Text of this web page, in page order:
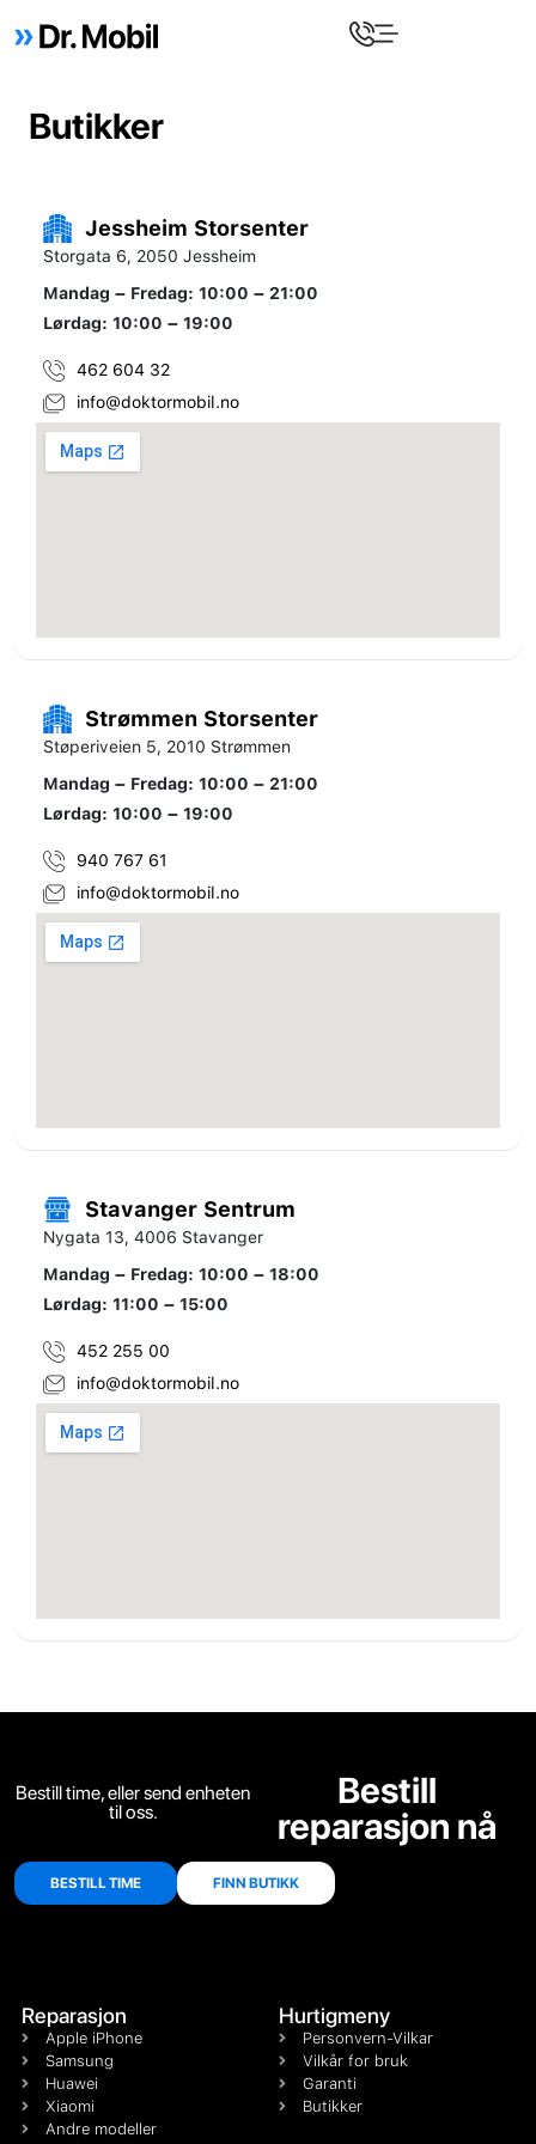
Butikker
Jessheim Storsenter
Storgata 6, 2050 Jessheim
Mandag – Fredag: 10:00 – 21:00
Lørdag: 10:00 – 19:00
462 604 32
info@doktormobil.no
Strømmen Storsenter
Støperiveien 5, 2010 Strømmen
Mandag – Fredag: 10:00 – 21:00
Lørdag: 10:00 – 19:00
940 767 61
info@doktormobil.no
Stavanger Sentrum
Nygata 13, 4006 Stavanger
Mandag – Fredag: 10:00 – 18:00
Lørdag: 11:00 – 15:00
452 255 00
info@doktormobil.no
Bestill time, eller send enheten
til oss.
Bestill
reparasjon nå
BESTILL TIME FINN BUTIKK
Reparasjon
Apple iPhone
Samsung
Huawei
Xiaomi
Andre modeller
Hurtigmeny
Personvern-Vilkar
Vilkår for bruk
Garanti
Butikker